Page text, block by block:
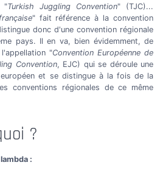
"Turkish Juggling Convention" (TJC)...
" fait référence à la convention
donc d'une convention régionale
pays. Il en va, bien évidemment, de
"Convention Européenne de
Convention, EJC) qui se déroule une
et se distingue à la fois de la
conventions régionales de ce même
?
: